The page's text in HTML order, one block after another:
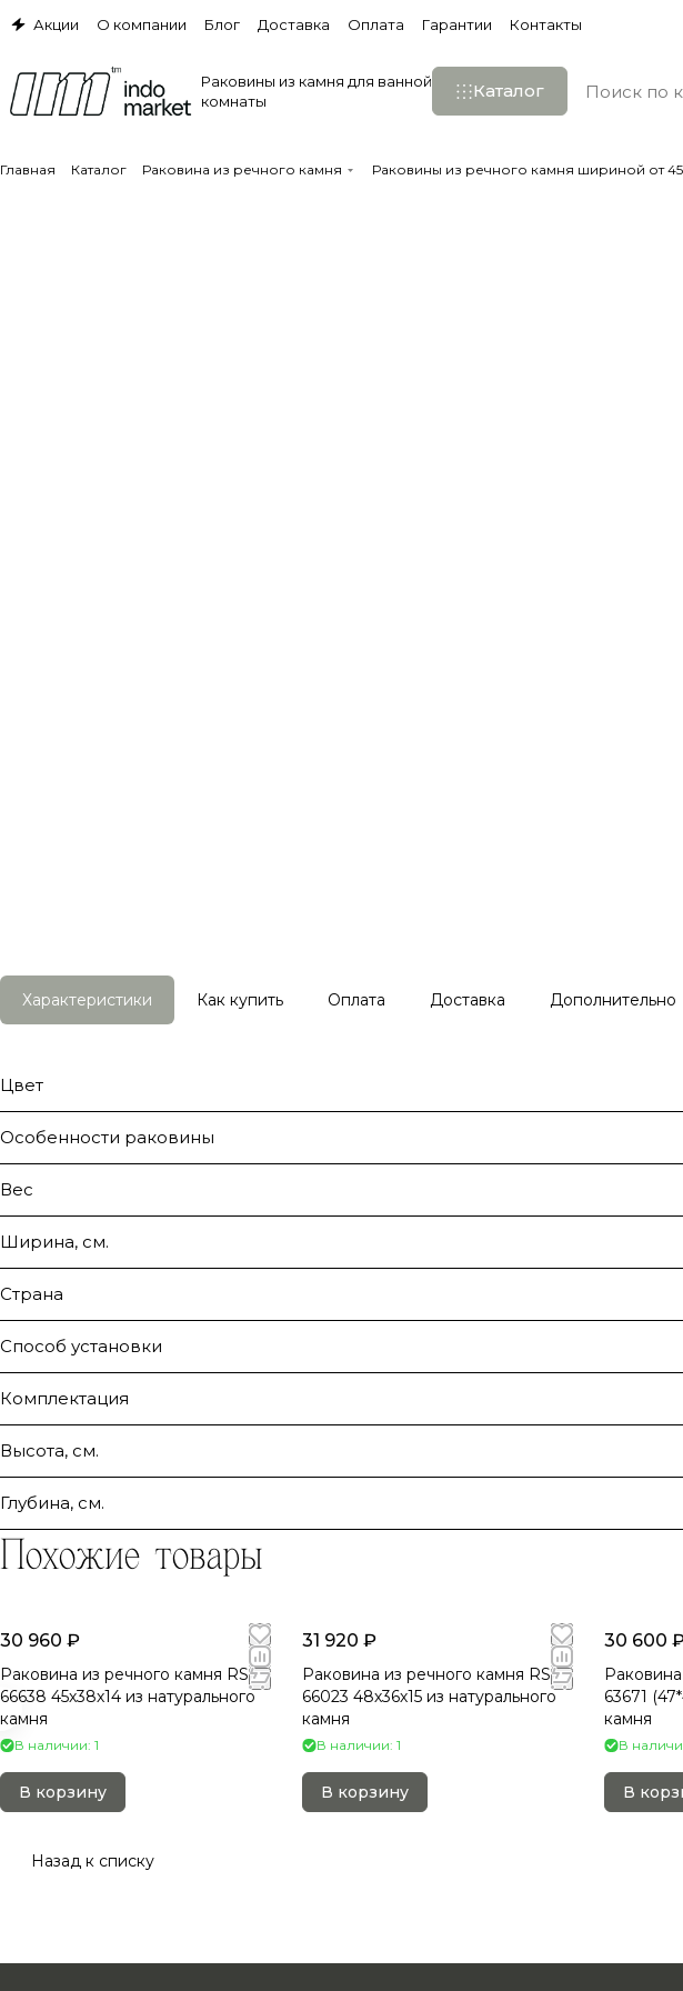
Акции О компании Блог Доставка Оплата Гарантии Контакты
Раковины из камня для ванной
комнаты
Каталог
Главная Каталог Раковина из речного камня Раковины из речного камня шириной от
Характеристики Как купить Оплата Доставка Дополнительно
Цвет
Особенности раковины
Вес
Ширина, см.
Страна
Способ установки
Комплектация
Высота, см.
Глубина, см.
Похожие товары
30 960 ₽
Раковина из речного камня RS-
66638 45х38х14 из натурального
камня
В наличии: 1
В корзину
31 920 ₽
Раковина из речного камня RS-
66023 48х36х15 из натурального
камня
В наличии: 1
В корзину
30 600
63671
камня
В
В
Назад к списку